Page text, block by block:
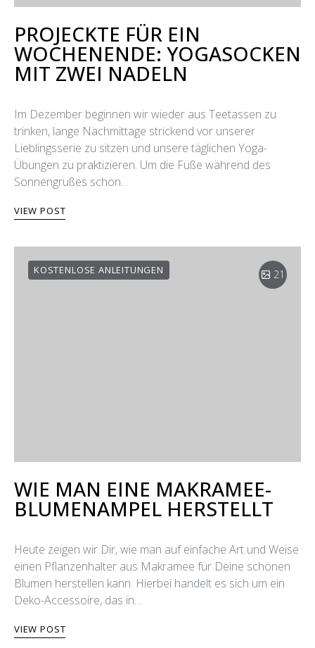
PROJECKTE FÜR EIN
WOCHENENDE: YOGASOCKEN
MIT ZWEI NADELN
Im Dezember beginnen wir wieder aus Teetassen zu
trinken, lange Nachmittage strickend vor unserer
Lieblingsserie zu sitzen und unsere täglichen Yoga-
Übungen zu praktizieren. Um die Füße während des
Sonnengrußes schön…
VIEW POST
KOSTENLOSE ANLEITUNGEN 21
WIE MAN EINE MAKRAMEE-
BLUMENAMPEL HERSTELLT
Heute zeigen wir Dir, wie man auf einfache Art und Weise
einen Pflanzenhalter aus Makramee für Deine schönen
Blumen herstellen kann. Hierbei handelt es sich um ein
Deko-Accessoire, das in…
VIEW POST